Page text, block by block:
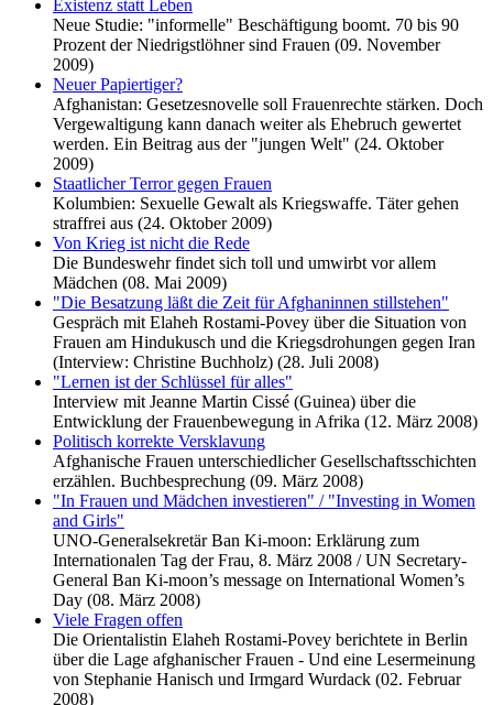
Existenz statt Leben
Neue Studie: "informelle" Beschäftigung boomt. 70 bis 90
Prozent der Niedrigstlöhner sind Frauen (09. November
2009)
Neuer Papiertiger?
Afghanistan: Gesetzesnovelle soll Frauenrechte stärken. Doch
Vergewaltigung kann danach weiter als Ehebruch gewertet
werden. Ein Beitrag aus der "jungen Welt" (24. Oktober
2009)
Staatlicher Terror gegen Frauen
Kolumbien: Sexuelle Gewalt als Kriegswaffe. Täter gehen
straffrei aus (24. Oktober 2009)
Von Krieg ist nicht die Rede
Die Bundeswehr findet sich toll und umwirbt vor allem
Mädchen (08. Mai 2009)
"Die Besatzung läßt die Zeit für Afghaninnen stillstehen"
Gespräch mit Elaheh Rostami-Povey über die Situation von
Frauen am Hindukusch und die Kriegsdrohungen gegen Iran
(Interview: Christine Buchholz) (28. Juli 2008)
"Lernen ist der Schlüssel für alles"
Interview mit Jeanne Martin Cissé (Guinea) über die
Entwicklung der Frauenbewegung in Afrika (12. März 2008)
Politisch korrekte Versklavung
Afghanische Frauen unterschiedlicher Gesellschaftsschichten
erzählen. Buchbesprechung (09. März 2008)
"In Frauen und Mädchen investieren" / "Investing in Women
and Girls"
UNO-Generalsekretär Ban Ki-moon: Erklärung zum
Internationalen Tag der Frau, 8. März 2008 / UN Secretary-
General Ban Ki-moon’s message on International Women’s
Day (08. März 2008)
Viele Fragen offen
Die Orientalistin Elaheh Rostami-Povey berichtete in Berlin
über die Lage afghanischer Frauen - Und eine Lesermeinung
von Stephanie Hanisch und Irmgard Wurdack (02. Februar
2008)